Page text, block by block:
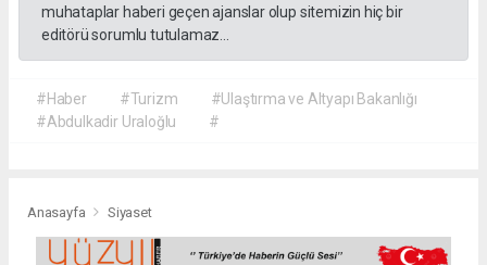
muhataplar haberi geçen ajanslar olup sitemizin hiç bir
editörü sorumlu tutulamaz...
#Haber #Turizm
#Ulaştırma ve Altyapı Bakanlığı
#Abdulkadir Uraloğlu
#
Anasayfa Siyaset